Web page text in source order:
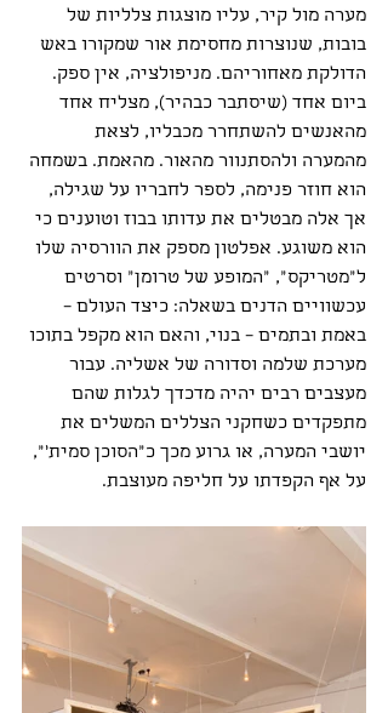
מערה מול קיר, עליו מוצגות צלליות של
בובות, שנוצרות מחסימת אור שמקורו באש
הדולקת מאחוריהם. מניפולציה, אין ספק.
ביום אחד (שיסתבר כבהיר), מצליח אחד
מהאנשים להשתחרר מכבליו, לצאת
מהמערה ולהסתנוור מהאור. מהאמת. בשמחה
הוא חוזר פנימה, לספר לחבריו על שגילה,
אך אלה מבטלים את עדותו בבוז וטוענים כי
הוא משוגע. אפלטון מספק את הוורסיה שלו
ל"מטריקס", "המופע של טרומן" וסרטים
עכשוויים הדנים בשאלה: כיצד העולם –
באמת ובתמים – בנוי, והאם הוא מקפל בתוכו
מערכת שלמה וסדורה של אשליה. עבור
מעצבים רבים יהיה מדכדך לגלות שהם
מתפקדים כשחקני הצללים המשלים את
יושבי המערה, או גרוע מכך כ"הסוכן סמית'",
על אף הקפדתו על חליפה מעוצבת.